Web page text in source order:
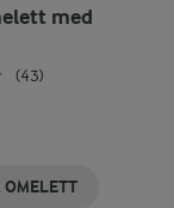
med
(43)
OMELETT